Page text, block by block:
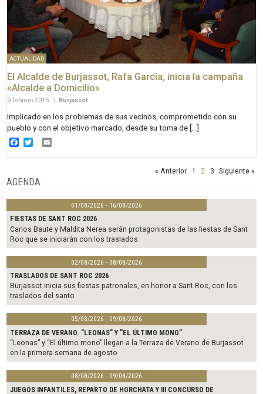
ACTUALIDAD
El Alcalde de Burjassot, Rafa García, inicia la campaña
«Alcalde a Domicilio»
9 febrero 2015 | Burjassot
Implicado en los problemas de sus vecinos, comprometido con su
pueblo y con el objetivo marcado, desde su toma de […]
Facebook
Twitter
« Anterior 1 2 3 Siguiente »
AGENDA
01/08/2026 - 16/08/2026
FIESTAS DE SANT ROC 2026
Carlos Baute y Maldita Nerea serán protagonistas de las fiestas de Sant
Roc que se iniciarán con los traslados
02/08/2026 - 08/08/2026
TRASLADOS DE SANT ROC 2026
Burjassot inicia sus fiestas patronales, en honor a Sant Roc, con los
traslados del santo
05/08/2026 - 09/08/2026
TERRAZA DE VERANO. "LEONAS" Y "EL ÚLTIMO MONO"
“Leonas” y “El último mono” llegan a la Terraza de Verano de Burjassot
en la primera semana de agosto
08/08/2026 - 09/08/2026
JUEGOS INFANTILES, REPARTO DE HORCHATA Y III CONCURSO DE